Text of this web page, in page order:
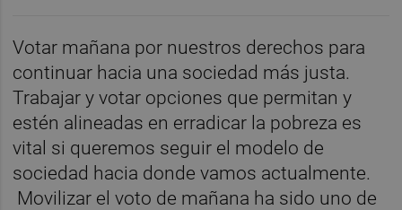
Votar mañana por nuestros derechos para
continuar hacia una sociedad más justa.
Trabajar y votar opciones que permitan y
estén alineadas en erradicar la pobreza es
vital si queremos seguir el modelo de
sociedad hacia donde vamos actualmente.
Movilizar el voto de mañana ha sido uno de